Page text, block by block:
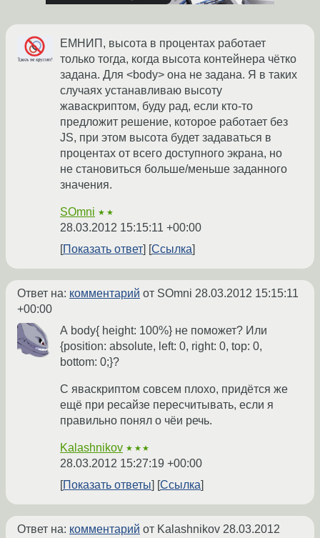
ЕМНИП, высота в процентах работает
только тогда, когда высота контейнера чётко
задана. Для <body> она не задана. Я в таких
случаях устанавливаю высоту
жаваскриптом, буду рад, если кто-то
предложит решение, которое работает без
JS, при этом высота будет задаваться в
процентах от всего доступного экрана, но
не становиться больше/меньше заданного
значения.
SOmni ★★
28.03.2012 15:15:11 +00:00
Показать ответ
Ссылка
Ответ на: комментарий от SOmni 28.03.2012 15:15:11
+00:00
А body{ height: 100%} не поможет? Или
{position: absolute, left: 0, right: 0, top: 0,
bottom: 0;}?
С яваcкриптом совсем плохо, придётся же
ещё при ресайзе пересчитывать, если я
правильно понял о чёи речь.
Kalashnikov ★★★
28.03.2012 15:27:19 +00:00
Показать ответы
Ссылка
Ответ на: комментарий от Kalashnikov 28.03.2012